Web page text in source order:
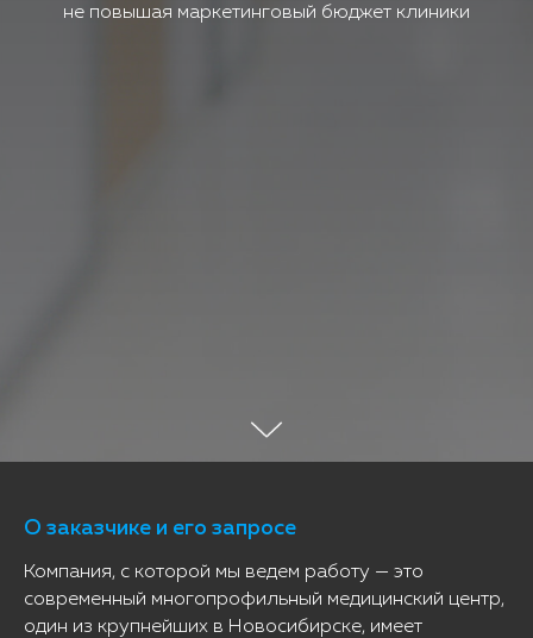
не повышая маркетинговый бюджет клиники
О заказчике и его запросе
Компания, с которой мы ведем работу — это
современный многопрофильный медицинский центр,
один из крупнейших в Новосибирске, имеет